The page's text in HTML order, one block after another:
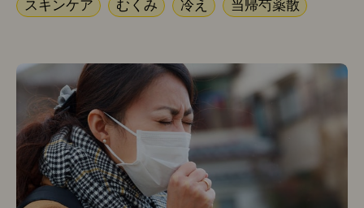
スキンケア
むくみ 冷え 当帰芍薬散